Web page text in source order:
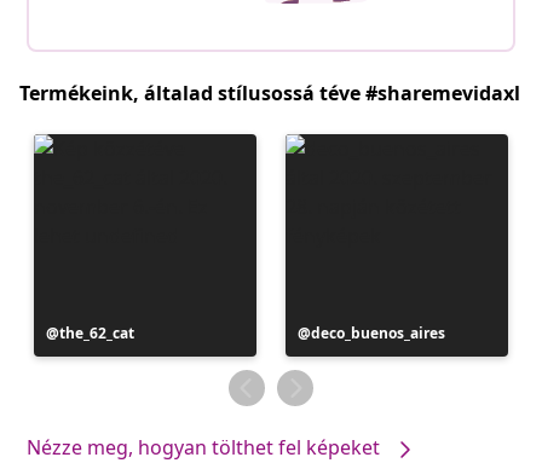
Termékeink, általad stílusossá téve #sharemevidaxl
Bejegyzés
közzétevője
the_62_cat
Bejegyzés
közzétevője
deco_buenos_aires
Nézze meg, hogyan tölthet fel képeket